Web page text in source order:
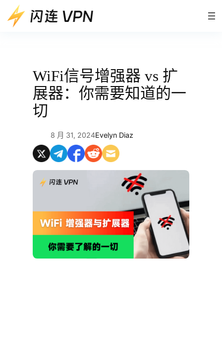
至
WiFi信号增强器 vs 扩
展器：你需要知道的一
切
8 月 31, 2024Evelyn Diaz